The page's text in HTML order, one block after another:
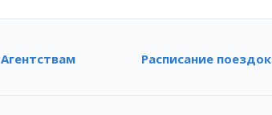
Агентствам Расписание поездок